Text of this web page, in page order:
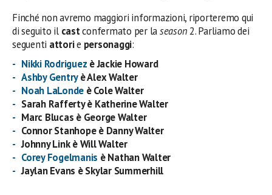
Finché non avremo maggiori informazioni, riporteremo qui
di seguito il castconfermato per laseason2. Parliamo dei
seguenti attorie personaggi:
Nikki Rodriguez è Jackie Howard
Ashby Gentryè Alex Walter
Noah LaLonde è Cole Walter
Sarah Rafferty è Katherine Walter
Marc Blucas è George Walter
Connor Stanhope è Danny Walter
Johnny Link è Will Walter
Corey Fogelmanis è Nathan Walter
Jaylan Evans è Skylar Summerhill